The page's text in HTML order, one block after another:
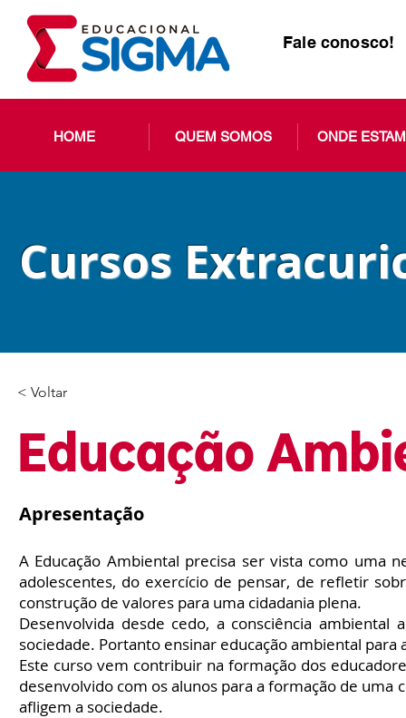
Fale
HOME QUEM SOMOS ONDE
Cursos
< Voltar
Educação
Apresentação
A Educação Ambiental precisa ser vista como uma
adolescentes, do exercício de pensar, de refletir
construção de valores para uma cidadania plena.
Desenvolvida desde cedo, a consciência
sociedade. Portanto ensinar educação ambiental
Este curso vem contribuir na formação dos
desenvolvido com os alunos para a formação de uma
afligem a sociedade.